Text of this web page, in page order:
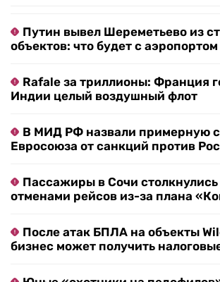
Путин вывел Шереметьево из
объектов: что будет с аэропортом
Rafale за триллионы: Франция
Индии целый воздушный флот
В МИД РФ назвали примерную
Евросоюза от санкций против
Пассажиры в Сочи
отменами рейсов из-за плана
После атак БПЛА на объекты
бизнес может получить